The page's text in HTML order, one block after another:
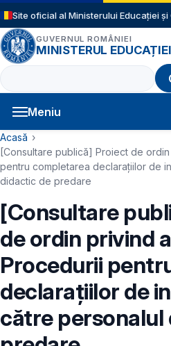
Sari la conținutul principal
Site oficial al Ministerului Educației
GUVERNUL ROMÂNIEI
MINISTERUL
Caută
Meniu
Navigație principală
Cale de navigare
Acasă
[Consultare publică] Proiect de
pentru completarea declarațiilor de
didactic de predare
[Consultare
de ordin privind
Procedurii
declarațiilor de
către personalul